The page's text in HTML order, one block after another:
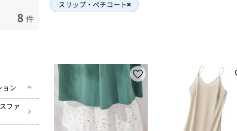
8 件
ョン
ファ
スリップ・ペチコート